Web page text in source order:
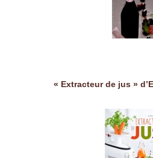
« Extracteur de jus »